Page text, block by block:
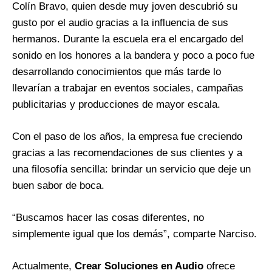
Colín Bravo, quien desde muy joven descubrió su
gusto por el audio gracias a la influencia de sus
hermanos. Durante la escuela era el encargado del
sonido en los honores a la bandera y poco a poco fue
desarrollando conocimientos que más tarde lo
llevarían a trabajar en eventos sociales, campañas
publicitarias y producciones de mayor escala.
Con el paso de los años, la empresa fue creciendo
gracias a las recomendaciones de sus clientes y a
una filosofía sencilla: brindar un servicio que deje un
buen sabor de boca.
“Buscamos hacer las cosas diferentes, no
simplemente igual que los demás”, comparte Narciso.
Actualmente, Crear Soluciones en Audio ofrece